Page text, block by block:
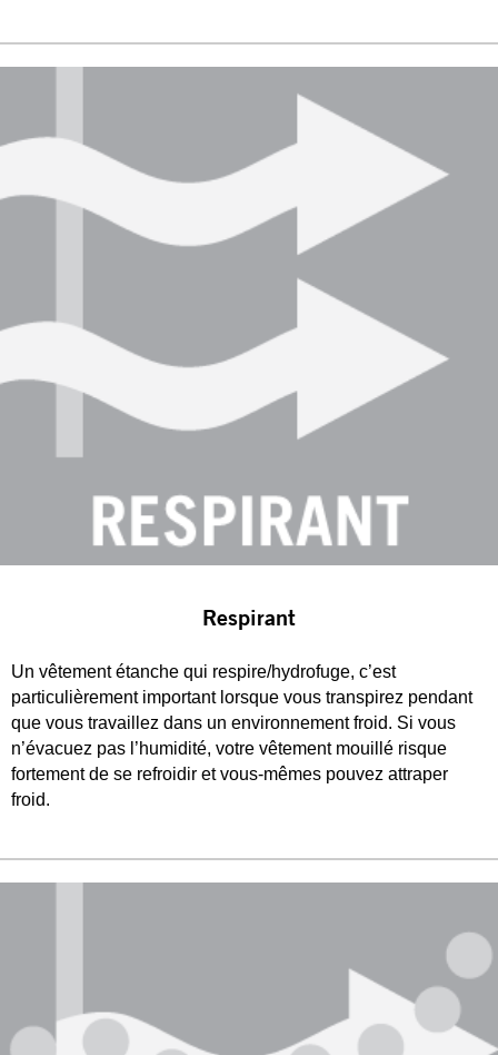
Respirant
Un vêtement étanche qui respire/hydrofuge, c’est
particulièrement important lorsque vous transpirez pendant
que vous travaillez dans un environnement froid. Si vous
n’évacuez pas l’humidité, votre vêtement mouillé risque
fortement de se refroidir et vous-mêmes pouvez attraper
froid.